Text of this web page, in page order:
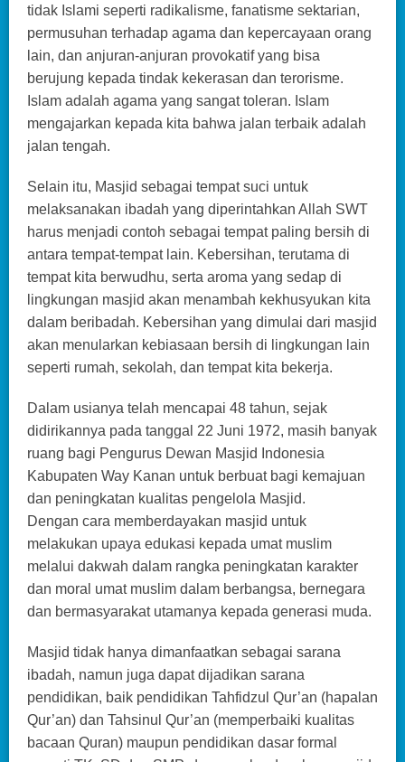
tidak Islami seperti radikalisme, fanatisme sektarian,
permusuhan terhadap agama dan kepercayaan orang
lain, dan anjuran-anjuran provokatif yang bisa
berujung kepada tindak kekerasan dan terorisme.
Islam adalah agama yang sangat toleran. Islam
mengajarkan kepada kita bahwa jalan terbaik adalah
jalan tengah.
Selain itu, Masjid sebagai tempat suci untuk
melaksanakan ibadah yang diperintahkan Allah SWT
harus menjadi contoh sebagai tempat paling bersih di
antara tempat-tempat lain. Kebersihan, terutama di
tempat kita berwudhu, serta aroma yang sedap di
lingkungan masjid akan menambah kekhusyukan kita
dalam beribadah. Kebersihan yang dimulai dari masjid
akan menularkan kebiasaan bersih di lingkungan lain
seperti rumah, sekolah, dan tempat kita bekerja.
Dalam usianya telah mencapai 48 tahun, sejak
didirikannya pada tanggal 22 Juni 1972, masih banyak
ruang bagi Pengurus Dewan Masjid Indonesia
Kabupaten Way Kanan untuk berbuat bagi kemajuan
dan peningkatan kualitas pengelola Masjid.
Dengan cara memberdayakan masjid untuk
melakukan upaya edukasi kepada umat muslim
melalui dakwah dalam rangka peningkatan karakter
dan moral umat muslim dalam berbangsa, bernegara
dan bermasyarakat utamanya kepada generasi muda.
Masjid tidak hanya dimanfaatkan sebagai sarana
ibadah, namun juga dapat dijadikan sarana
pendidikan, baik pendidikan Tahfidzul Qur’an (hapalan
Qur’an) dan Tahsinul Qur’an (memperbaiki kualitas
bacaan Quran) maupun pendidikan dasar formal